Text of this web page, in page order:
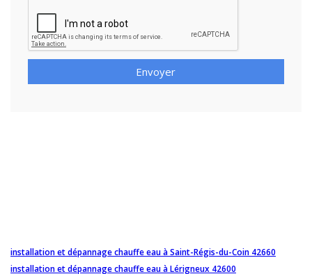
Envoyer
installation et dépannage chauffe eau à Saint-Régis-du-Coin 42660
installation et dépannage chauffe eau à Lérigneux 42600